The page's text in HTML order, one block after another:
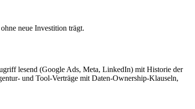
neue Investition trägt.
lesend (Google Ads, Meta, LinkedIn) mit Historie der
und Tool-Verträge mit Daten-Ownership-Klauseln,